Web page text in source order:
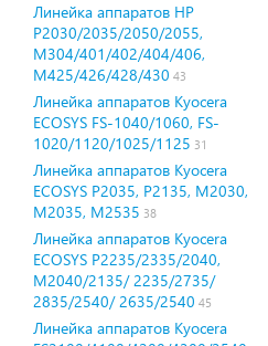
Линейка аппаратов HP
P2030/2035/2050/2055,
M304/401/402/404/406,
М425/426/428/430 43
Линейка аппаратов Kyocera
ECOSYS FS-1040/1060, FS-
1020/1120/1025/1125 31
Линейка аппаратов Kyocera
ECOSYS P2035, P2135, M2030,
M2035, M2535 38
Линейка аппаратов Kyocera
ECOSYS P2235/2335/2040,
M2040/2135/ 2235/2735/
2835/2540/ 2635/2540 45
Линейка аппаратов Kyocera